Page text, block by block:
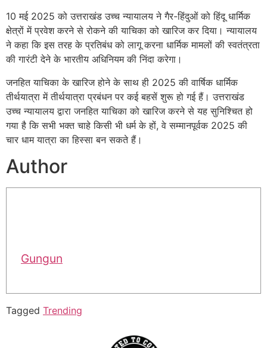
10 मई 2025 को उत्तराखंड उच्च न्यायालय ने गैर-हिंदुओं को हिंदू धार्मिक
क्षेत्रों में प्रवेश करने से रोकने की याचिका को खारिज कर दिया। न्यायालय
ने कहा कि इस तरह के प्रतिबंध को लागू करना धार्मिक मामलों की स्वतंत्रता
की गारंटी देने के भारतीय अधिनियम की निंदा करेगा।
जनहित याचिका के खारिज होने के साथ ही 2025 की वार्षिक धार्मिक
तीर्थयात्रा में तीर्थयात्रा प्रबंधन पर कई बहसें शुरू हो गई हैं। उत्तराखंड
उच्च न्यायालय द्वारा जनहित याचिका को खारिज करने से यह सुनिश्चित हो
गया है कि सभी भक्त चाहे किसी भी धर्म के हों, वे सम्मानपूर्वक 2025 की
चार धाम यात्रा का हिस्सा बन सकते हैं।
Author
Gungun
Tagged Trending